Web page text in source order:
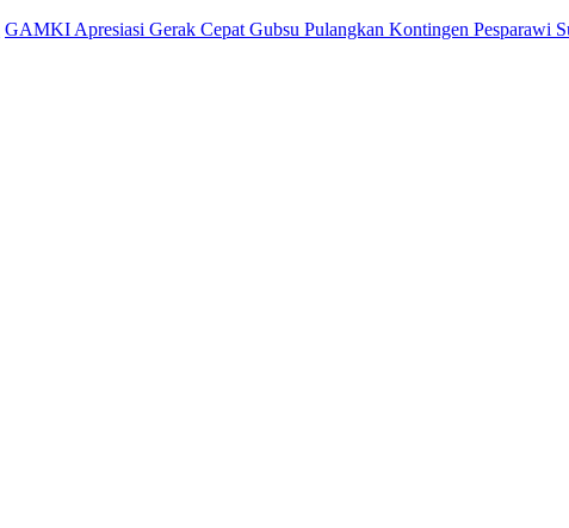
GAMKI Apresiasi Gerak Cepat Gubsu Pulangkan Kontingen Pesparawi